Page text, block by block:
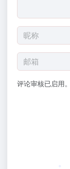
评论审核已启用